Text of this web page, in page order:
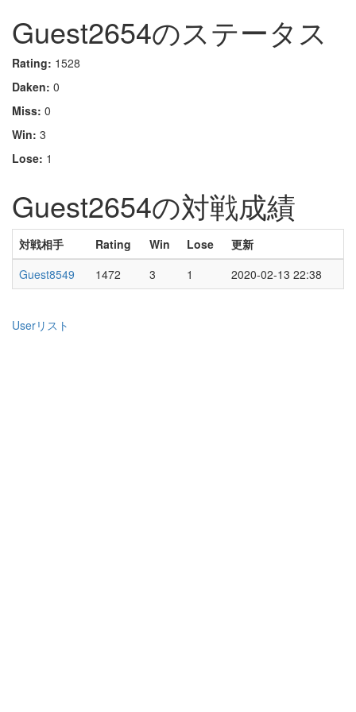
Guest2654のステータス
Rating: 1528
Daken: 0
Miss: 0
Win: 3
Lose: 1
Guest2654の対戦成績
対戦相手 Rating Win Lose
更新
Guest8549
1472 3 1 2020-02-13 22:38
Userリスト